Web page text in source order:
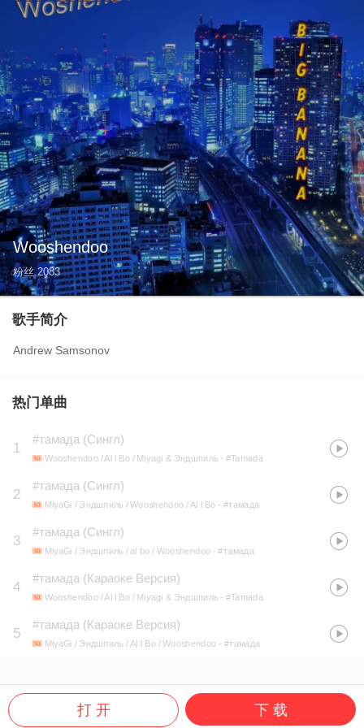
Wooshendoo
粉丝 2083
歌手简介
Andrew Samsonov
热门单曲
1
#тамада (Сингл)
Wooshendoo / Al l Bo / Miyagi & Эндшпиль - #Tamada
2
#тамада (Сингл)
MiyaGi / Эндшпиль / Wooshendoo / Al l Bo - #тамада
3
#тамада (Сингл)
MiyaGi / Эндшпиль / al bo / Wooshendoo - #тамада
4
#тамада (Караоке Версия)
Wooshendoo / Al l Bo / Miyagi & Эндшпиль - #Tamada
5
#тамада (Караоке Версия)
MiyaGi / Эндшпиль / Al l Bo / Wooshendoo - #тамада
打 开 下 载